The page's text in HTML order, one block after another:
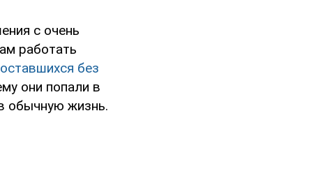
с очень
работать
без
они попали в
обычную жизнь.